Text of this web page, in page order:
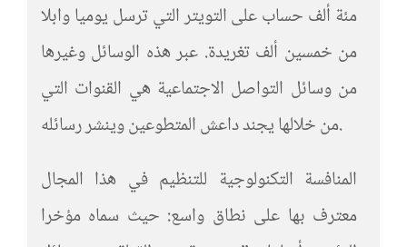
مئة ألف حساب على التويتر التي ترسل يوميا وابلا
من خمسين ألف تغريدة. عبر هذه الوسائل وغيرها
من وسائل التواصل الاجتماعية هي القنوات التي
من خلالها يجند داعش المتطوعين وينشر رسائله.
المنافسة التكنولوجية للتنظيم في هذا المجال
معترف بها على نطاق واسع: حيث سماه مؤخرا